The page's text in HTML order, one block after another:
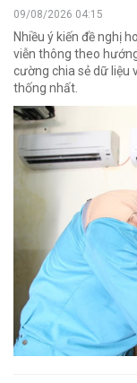
09/08/2026 04:15
Nhiều ý kiến đề nghị
viễn thông theo
cường chia sẻ dữ liệu
thống nhất.